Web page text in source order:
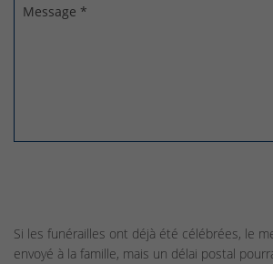
Message *
Si les funérailles ont déjà été célébrées, le
envoyé à la famille, mais un délai postal